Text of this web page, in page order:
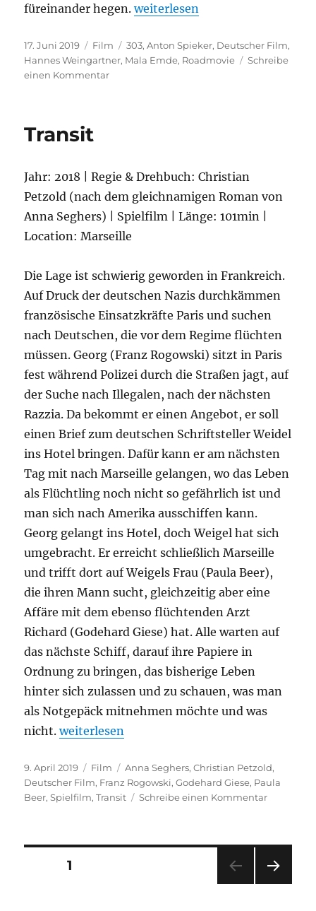
füreinander hegen.„303“
weiterlesen
Veröffentlicht
am
17. Juni 2019 Kategorien
Film Schlagwörter
303,Anton Spieker, Deutscher Film,
Hannes Weingartner, Mala Emde, Roadmovie
Schreibe
einen Kommentarzu
Transit
Jahr: 2018 | Regie & Drehbuch: Christian
Petzold (nach dem gleichnamigen Roman von
Anna Seghers) | Spielfilm | Länge: 101min |
Location: Marseille
Die Lage ist schwierig geworden in Frankreich.
Auf Druck der deutschen Nazis durchkämmen
französische Einsatzkräfte Paris und suchen
nach Deutschen, die vor dem Regime flüchten
müssen. Georg (Franz Rogowski) sitzt in Paris
fest während Polizei durch die Straßen jagt, auf
der Suche nach Illegalen, nach der nächsten
Razzia. Da bekommt er einen Angebot, er soll
einen Brief zum deutschen Schriftsteller Weidel
ins Hotel bringen. Dafür kann er am nächsten
Tag mit nach Marseille gelangen, wo das Leben
als Flüchtling noch nicht so gefährlich ist und
man sich nach Amerika ausschiffen kann.
Georg gelangt ins Hotel, doch Weigel hat sich
umgebracht. Er erreicht schließlich Marseille
und trifft dort auf Weigels Frau (Paula Beer),
die ihren Mann sucht, gleichzeitig aber eine
Affäre mit dem ebenso flüchtenden Arzt
Richard (Godehard Giese) hat. Alle warten auf
das nächste Schiff, darauf ihre Papiere in
Ordnung zu bringen, das bisherige Leben
hinter sich zulassen und zu schauen, was man
als Notgepäck mitnehmen möchte und was
nicht.„Transit“
weiterlesen
Veröffentlicht
am
9. April 2019 Kategorien
Film Schlagwörter
Anna Seghers,Christian Petzold,
Deutscher Film, Franz Rogowski,Godehard Giese, Paula
Beer,Spielfilm,Transit Schreibe einen Kommentarzu
Seitennummerierung
SEITE1